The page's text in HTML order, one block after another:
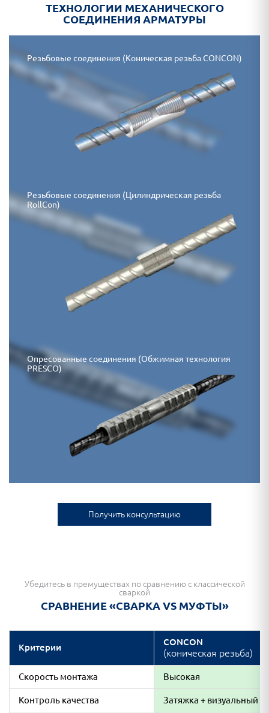
ТЕХНОЛОГИИ МЕХАНИЧЕСКОГО
СОЕДИНЕНИЯ АРМАТУРЫ
Резьбовые соединения (Коническая резьба CONCON)
Резьбовые соединения (Цилиндрическая резьба
RollCon)
Опресованные соединения (Обжимная технология
PRESCO)
Получить консультацию
Убедитесь в премуществах по сравнению с классической
сваркой
СРАВНЕНИЕ «СВАРКА VS МУФТЫ»
Критерии
CONCON
(коническая резьба)
Скорость монтажа Высокая
Контроль качества Затяжка + визуальный